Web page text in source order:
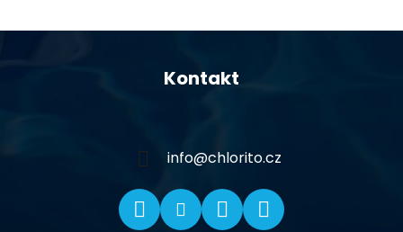
Z
Kontakt
info@chlorito.cz